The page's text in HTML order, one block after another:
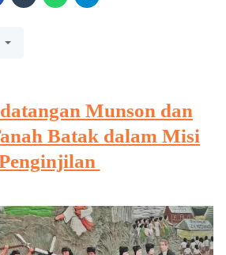
Munson dan
Batak dalam Misi